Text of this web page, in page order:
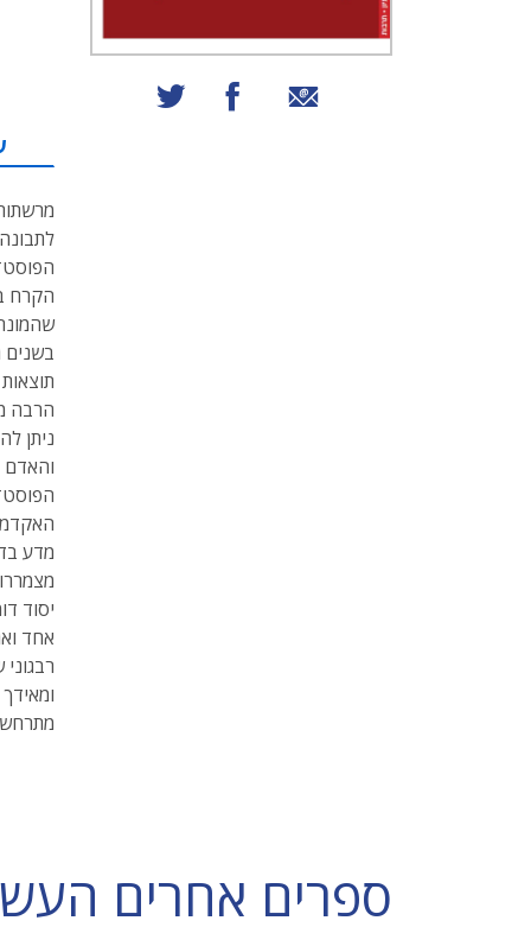
שיתוף באמצעות אימייל
שיתוף בפייסבוק
הקרח
בשנים
הרבה
ניתן
והאדם
מדע
יסוד
אחד
ספרים אחרים